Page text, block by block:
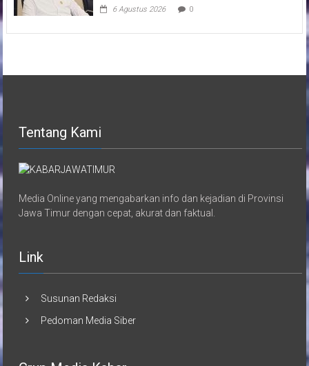
6 Agustus 2026 0
Tentang Kami
Media Online yang mengabarkan info dan kejadian di Provinsi
Jawa Timur dengan cepat, akurat dan faktual.
Link
Susunan Redaksi
Pedoman Media Siber